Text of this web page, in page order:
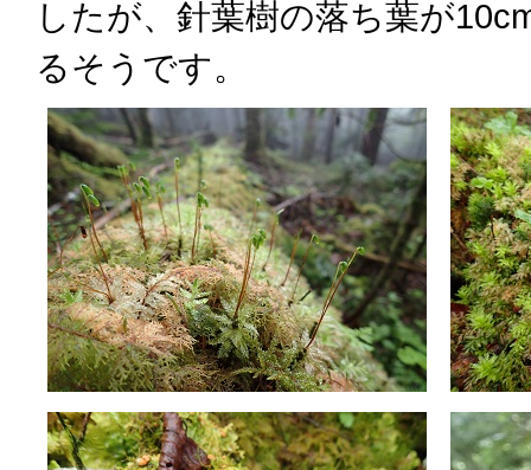
したが、針葉樹の落ち葉が
るそうです。